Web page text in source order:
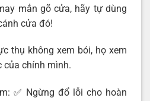
mắn gõ cửa, hãy tự dùng
cửa đó!
thụ không xem bói, họ xem
của chính mình.
✅ Ngừng đổ lỗi cho hoàn